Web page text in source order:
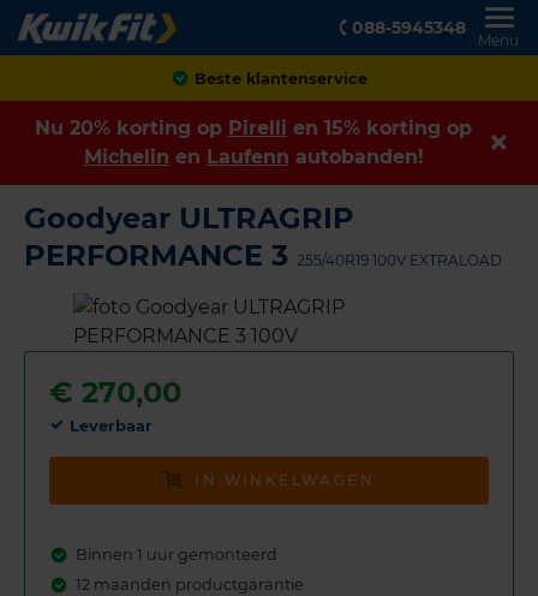
088-5945348
Menu
Achteraf betalen
Nu 20% korting op Pirelli en 15% korting op
Michelin en Laufenn autobanden!
Goodyear ULTRAGRIP
PERFORMANCE 3 255/40R19 100V EXTRALOAD
€ 270,00
Leverbaar
IN WINKELWAGEN
Binnen 1 uur gemonteerd
12 maanden productgarantie